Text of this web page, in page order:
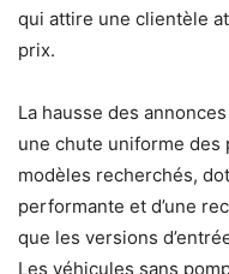
qui attire une clientèle
prix.
La hausse des
une chute uniforme des
modèles recherchés,
performante et d’une
que les versions
Les véhicules sans